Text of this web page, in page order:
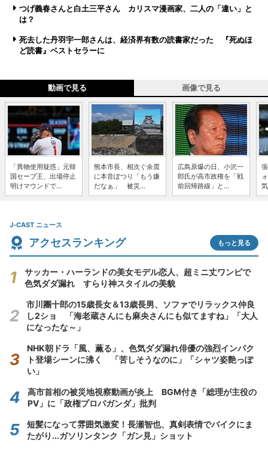
つげ義春さんと白土三平さん カリスマ漫画家、二人の「違い」と
は？
死去した丹羽宇一郎さんは、経済界有数の読書家だった 『死ぬほ
ど読書』ベストセラーに
動画で見る 画像で見る
「異物使用疑惑」元韓
国セーブ王、出場停止
明けマウンドで...
熊本市長、相次ぐ余震
に本音ぽつり「もう嫌
だなぁ」 被災...
広島原爆の日、小沢一
郎氏が高市政権を「戦
前回帰路線」と...
J-CAST ニュース
アクセスランキング もっと見る
サッカー・ハーランドの美女モデル恋人、超ミニ丈ワンピで
色気ダダ漏れ すらり神スタイルの美貌
市川團十郎の15歳長女＆13歳長男、ソファでリラックス仲良
し2ショ 「海老蔵さんにも麻央さんにも似てますね」「大人
になったな～」
NHK朝ドラ「風、薫る」、色気ダダ漏れ俳優の強烈インパク
ト登場シーンに沸く 「苦しそうなのに」「シャツ姿艶っぽ
い」
高市首相の被災地視察動画が炎上 BGM付き「総理が主役の
PV」に「政権プロパガンダ」批判
短髪になって雰囲気激変！長瀬智也、真剣表情でバイクにま
たがり...ガソリンタンク「ガン見」ショット